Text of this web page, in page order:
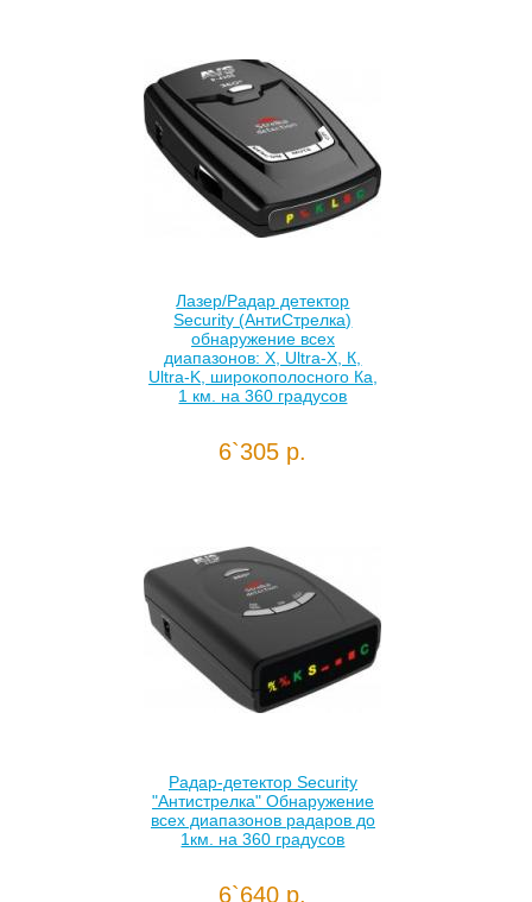
Лазер/Радар детектор
Security (АнтиСтрелка)
обнаружение всех
диапазонов: Х, Ultra-X, К,
Ultra-K, широкополосного Ка,
1 км. на 360 градусов
6`305 р.
Радар-детектор Security
"Антистрелка" Обнаружение
всех диапазонов радаров до
1км. на 360 градусов
6`640 р.